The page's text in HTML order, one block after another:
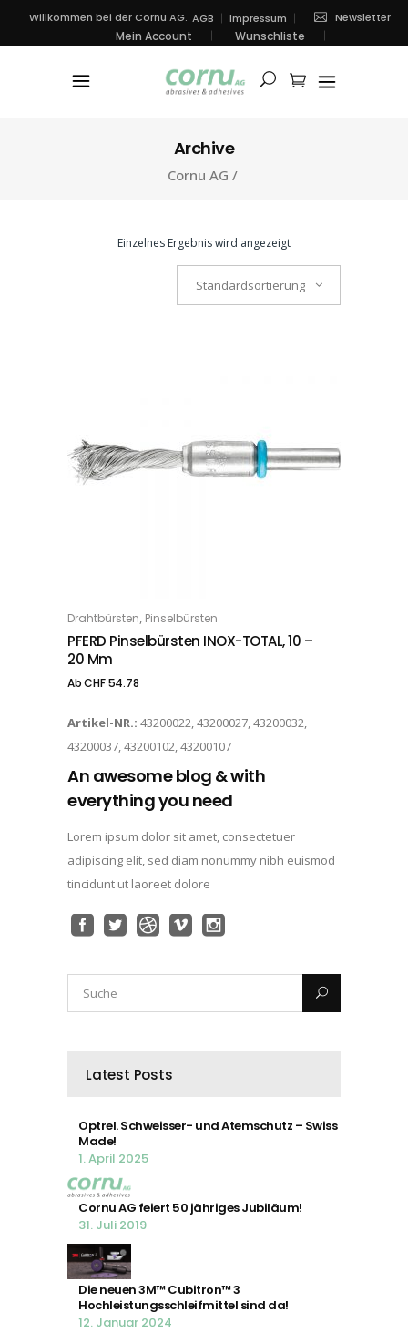
Willkommen bei der Cornu AG. AGB Impressum Newsletter
Mein Account Wunschliste
Archive
Cornu AG /
Einzelnes Ergebnis wird angezeigt
Standardsortierung
OPTIONS
Drahtbürsten, Pinselbürsten
PFERD Pinselbürsten INOX-TOTAL, 10 –
20 Mm
AbCHF54.78
Artikel-NR.: 43200022, 43200027, 43200032,
43200037, 43200102, 43200107
An awesome blog & with
everything you need
Lorem ipsum dolor sit amet, consectetuer
adipiscing elit, sed diam nonummy nibh euismod
tincidunt ut laoreet dolore
Latest Posts
Optrel. Schweisser- und Atemschutz – Swiss
Made!
1. April 2025
Cornu AG feiert 50 jähriges Jubiläum!
31. Juli 2019
Die neuen 3M™ Cubitron™ 3
Hochleistungsschleifmittel sind da!
12. Januar 2024